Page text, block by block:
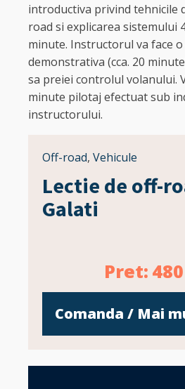
introductiva privind tehnicile
road si explicarea sistemului
minute. Instructorul va face o
demonstrativa (cca. 20
sa preiei controlul volanului.
minute pilotaj efectuat sub
instructorului.
Off-road, Vehicule
Lectie de off-
Galati
Pret: 480
Comanda / Mai